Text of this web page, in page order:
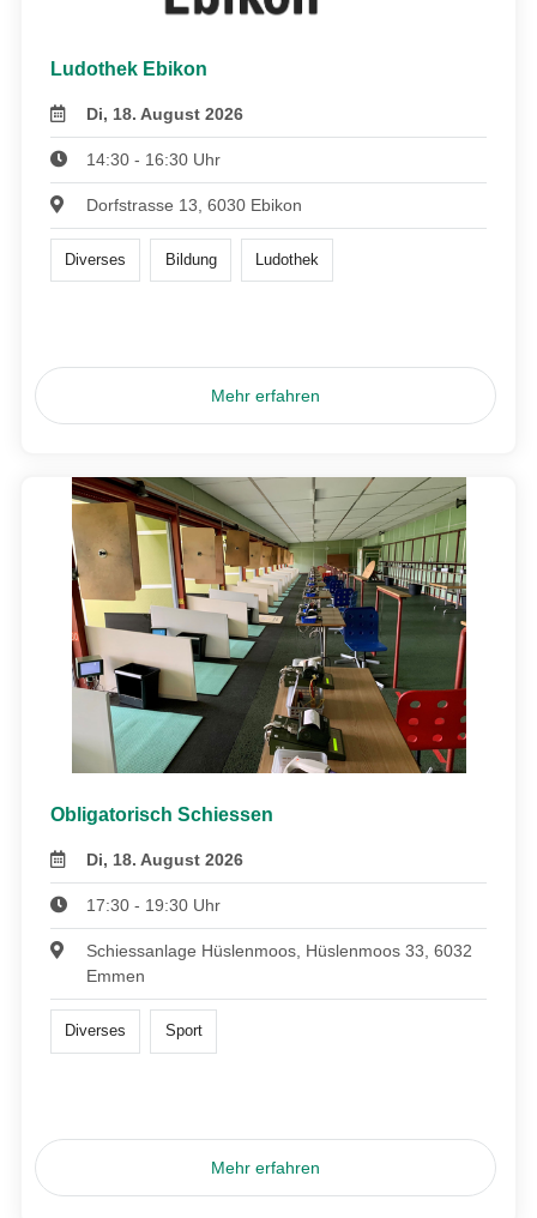
Ludothek Ebikon
Di, 18. August 2026
14:30 - 16:30 Uhr
Dorfstrasse 13, 6030 Ebikon
Diverses Bildung Ludothek
Mehr erfahren
Obligatorisch Schiessen
Di, 18. August 2026
17:30 - 19:30 Uhr
Schiessanlage Hüslenmoos, Hüslenmoos 33, 6032
Emmen
Diverses Sport
Mehr erfahren